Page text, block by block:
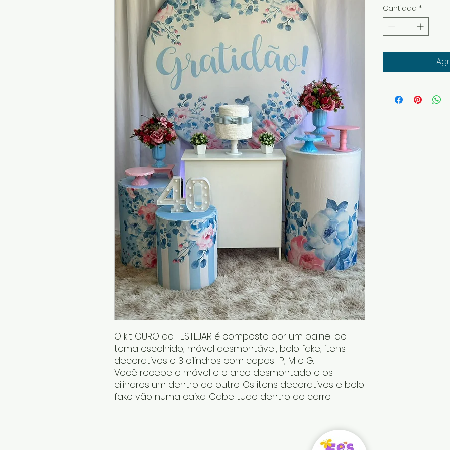
O kit OURO da FESTEJAR é composto por um painel do
tema escolhido, móvel desmontável, bolo fake, itens
decorativos e 3 cilindros com capas P, M e G.
Você recebe o móvel e o arco desmontado e os
cilindros um dentro do outro. Os itens decorativos e bolo
fake vão numa caixa. Cabe tudo dentro do carro.
Cantidad *